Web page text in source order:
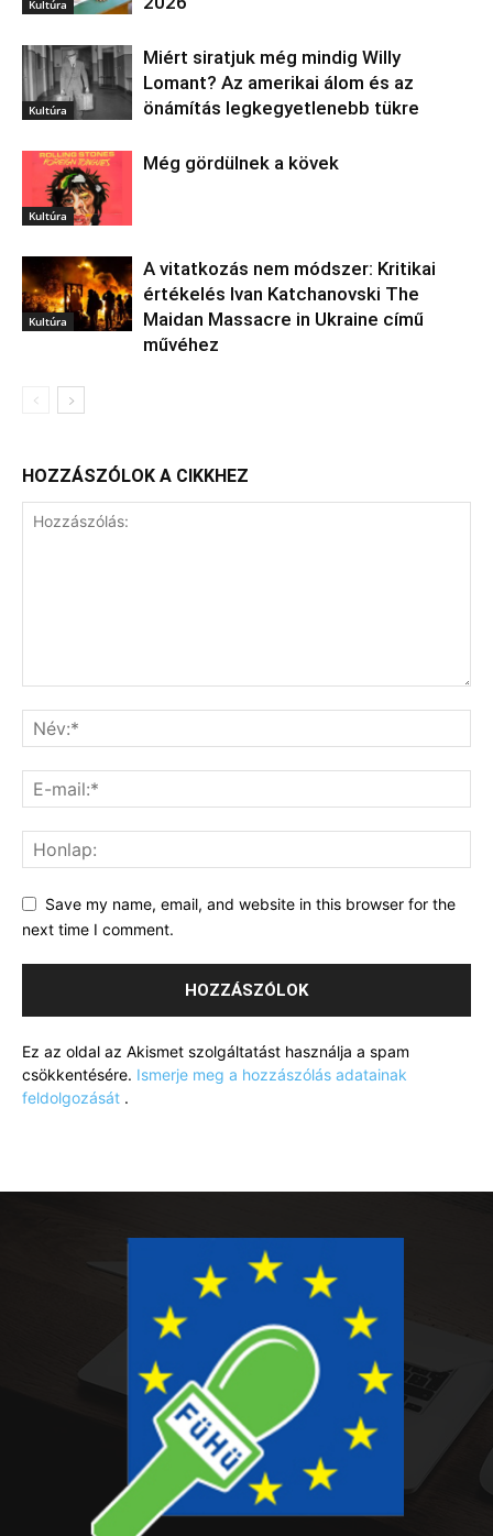
Kultúra
Kultúra
Miért siratjuk még mindig Willy
Lomant? Az amerikai álom és az
önámítás legkegyetlenebb tükre
Kultúra
Még gördülnek a kövek
Kultúra
A vitatkozás nem módszer: Kritikai
értékelés Ivan Katchanovski The
Maidan Massacre in Ukraine című
művéhez
HOZZÁSZÓLOK A CIKKHEZ
Save my name, email, and website in this browser for the
next time I comment.
Ez az oldal az Akismet szolgáltatást használja a spam
csökkentésére. Ismerje meg a hozzászólás adatainak
feldolgozását .